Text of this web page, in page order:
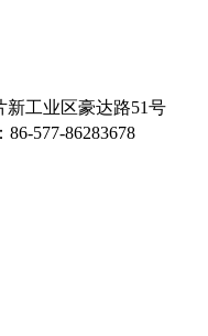
工业区豪达路51号
86-577-86283678